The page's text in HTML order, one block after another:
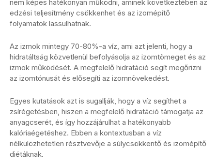
nem képes hatékonyan működni, aminek következtében az
edzési teljesítmény csökkenhet és az izomépítő
folyamatok lassulhatnak.
Az izmok mintegy 70-80%-a víz, ami azt jelenti, hogy a
hidratáltság közvetlenül befolyásolja az izomtömeget és az
izmok működését. A megfelelő hidratáció segít megőrizni
az izomtónusát és elősegíti az izomnövekedést.
Egyes kutatások azt is sugallják, hogy a víz segíthet a
zsírégetésben, hiszen a megfelelő hidratáció támogatja az
anyagcserét, és így hozzájárulhat a hatékonyabb
kalóriaégetéshez. Ebben a kontextusban a víz
nélkülözhetetlen résztvevője a súlycsökkentő és izomépítő
diétáknak.